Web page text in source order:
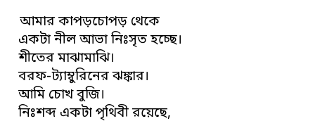
আমার কাপড়চোপড় থেকে
একটা নীল আভা নিঃসৃত হচ্ছে।
শীতের মাঝামাঝি।
বরফ-ট্যাম্বুরিনের ঝঙ্কার।
আমি চোখ বুজি।
নিঃশব্দ একটা পৃথিবী রয়েছে,